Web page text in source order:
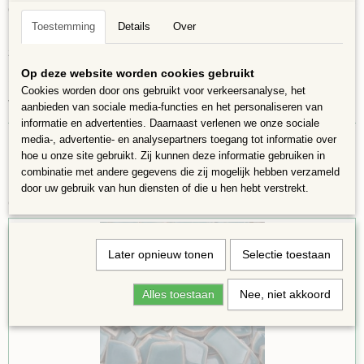
Geen scherpe randjes, dus zeer geschikt voor kinderen.
Het zijn puzzelstukjes, er is geen gereedschap voor nodig, de stukjes zijn
zoals ze zijn, laat u verrassen voor het eindresultaat.
100 gram is ongeveer 60 stukjes en is voldoende voor ca 12 x 12 cm.
Verschillende vormen 4 tot 20 mm groot en 4mm dik
Toestemming Details Over
Op deze website worden cookies gebruikt
Cookies worden door ons gebruikt voor verkeersanalyse, het
aanbieden van sociale media-functies en het personaliseren van
informatie en advertenties. Daarnaast verlenen we onze sociale
media-, advertentie- en analysepartners toegang tot informatie over
hoe u onze site gebruikt. Zij kunnen deze informatie gebruiken in
combinatie met andere gegevens die zij mogelijk hebben verzameld
door uw gebruik van hun diensten of die u hen hebt verstrekt.
Later opnieuw tonen Selectie toestaan
Alles toestaan Nee, niet akkoord